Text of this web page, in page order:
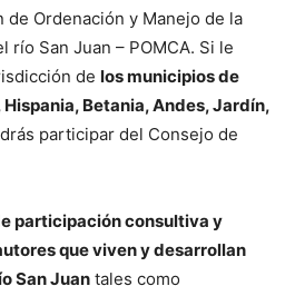
Ordenación y Manejo de la
río San Juan – POMCA. Si le
de los municipios de
Betania, Andes, Jardín,
participar del Consejo de
participación consultiva y
que viven y desarrollan
San Juan tales como